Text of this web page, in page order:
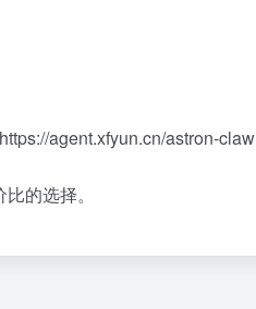
https://agent.xfyun.cn/astron-claw
的选择。